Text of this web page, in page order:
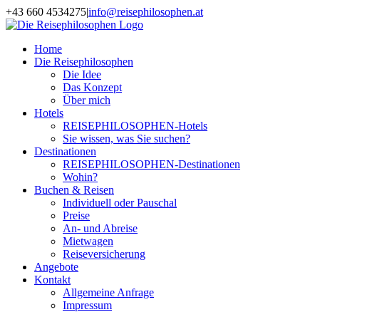
Zum
Inhalt
+43 660 4534275|info@reisephilosophen.at
Facebook
Instagram
LinkedIn
Pinterest
Home
Die Reisephilosophen
Die Idee
Das Konzept
Über mich
Hotels
REISEPHILOSOPHEN-Hotels
Sie wissen, was Sie suchen?
Destinationen
REISEPHILOSOPHEN-Destinationen
Wohin?
Buchen & Reisen
Individuell oder Pauschal
Preise
An- und Abreise
Mietwagen
Reiseversicherung
Angebote
Kontakt
Allgemeine Anfrage
Impressum